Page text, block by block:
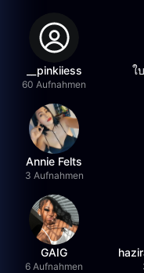
__pinkiiess
60 Aufnahmen
ใ
Annie Felts
3 Aufnahmen
GAIG
6 Aufnahmen